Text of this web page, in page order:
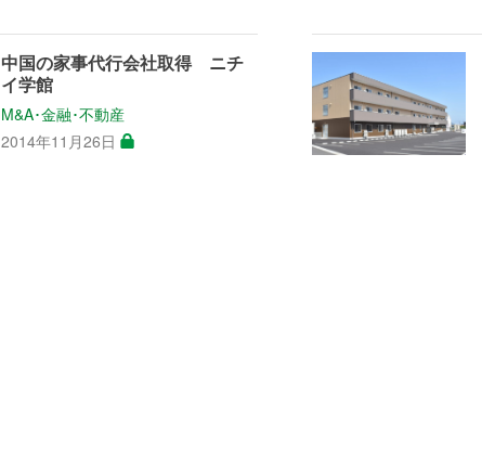
中国の家事代行会社取得 ニチ
イ学館
M&A･金融･不動産
2014年11月26日